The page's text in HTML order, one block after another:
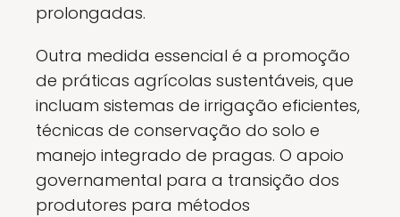
prolongadas.
Outra medida essencial é a promoção
de práticas agrícolas sustentáveis, que
incluam sistemas de irrigação eficientes,
técnicas de conservação do solo e
manejo integrado de pragas. O apoio
governamental para a transição dos
produtores para métodos